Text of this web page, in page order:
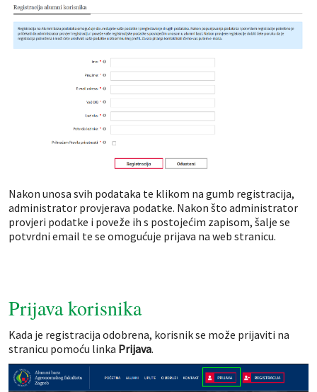
Nakon unosa svih podataka te klikom na gumb registracija,
administrator provjerava podatke. Nakon što administrator
provjeri podatke i poveže ih s postojećim zapisom, šalje se
potvrdni email te se omogućuje prijava na web stranicu.
Prijava korisnika
Kada je registracija odobrena, korisnik se može prijaviti na
stranicu pomoću linka Prijava.